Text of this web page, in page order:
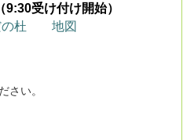
9:30受け付け開始）
杜 地図
さい。